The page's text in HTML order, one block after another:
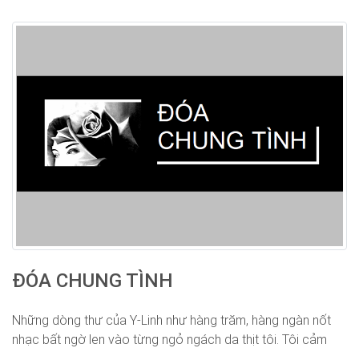
ĐÓA CHUNG TÌNH
Những dòng thư của Y-Linh như hàng trăm, hàng ngàn nốt
nhạc bất ngờ len vào từng ngỏ ngách da thịt tôi. Tôi cảm